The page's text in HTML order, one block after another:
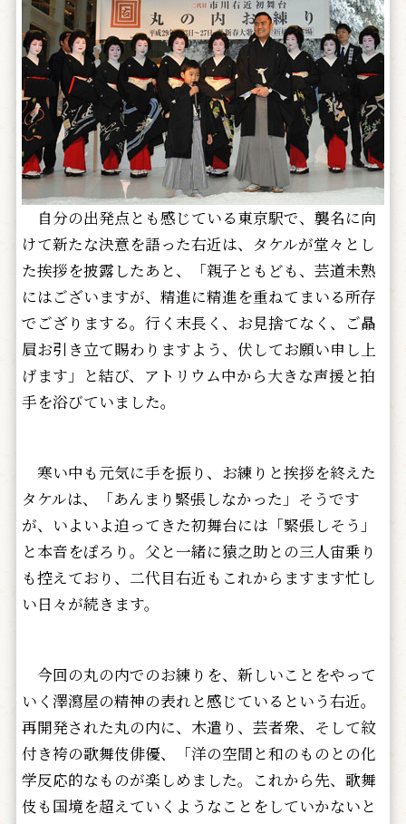
自分の出発点とも感じている東京駅で、襲名に向
けて新たな決意を語った右近は、タケルが堂々とし
た挨拶を披露したあと、「親子ともども、芸道未熟
にはございますが、精進に精進を重ねてまいる所存
でござりまする。行く末長く、お見捨てなく、ご贔
屓お引き立て賜わりますよう、伏してお願い申し上
げます」と結び、アトリウム中から大きな声援と拍
手を浴びていました。
寒い中も元気に手を振り、お練りと挨拶を終えた
タケルは、「あんまり緊張しなかった」そうです
が、いよいよ迫ってきた初舞台には「緊張しそう」
と本音をぽろり。父と一緒に猿之助との三人宙乗り
も控えており、二代目右近もこれからますます忙し
い日々が続きます。
今回の丸の内でのお練りを、新しいことをやって
いく澤瀉屋の精神の表れと感じているという右近。
再開発された丸の内に、木遣り、芸者衆、そして紋
付き袴の歌舞伎俳優、「洋の空間と和のものとの化
学反応的なものが楽しめました。これから先、歌舞
伎も国境を超えていくようなことをしていかないと